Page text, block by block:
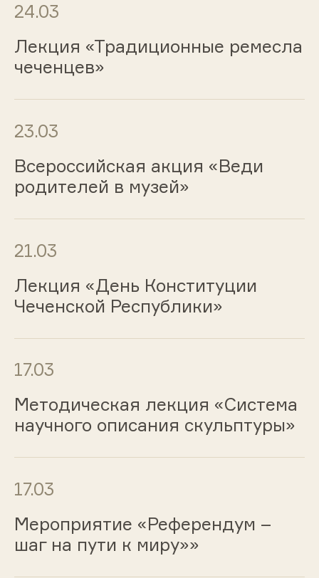
24.03
Лекция «Традиционные ремесла
чеченцев»
23.03
Всероссийская акция «Веди
родителей в музей»
21.03
Лекция «День Конституции
Чеченской Республики»
17.03
Методическая лекция «Система
научного описания скульптуры»
17.03
Мероприятие «Референдум –
шаг на пути к миру»»